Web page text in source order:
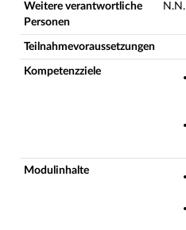
Weitere verantwortliche
Personen
N.N.
Teilnahmevoraussetzungen
Kompetenzziele
Modulinhalte